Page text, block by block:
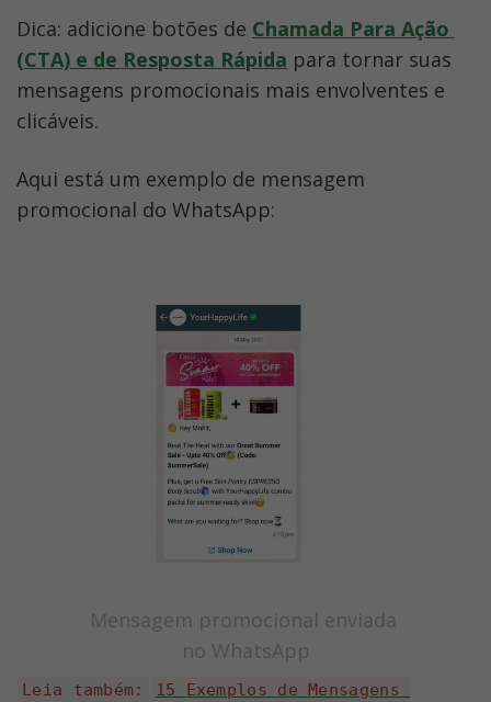
Dica: adicione botões de Chamada Para Ação
(CTA) e de Resposta Rápida para tornar suas
mensagens promocionais mais envolventes e
clicáveis.
Aqui está um exemplo de mensagem
promocional do WhatsApp:
Mensagem promocional enviada
no WhatsApp
Leia também:
15 Exemplos de Mensagens